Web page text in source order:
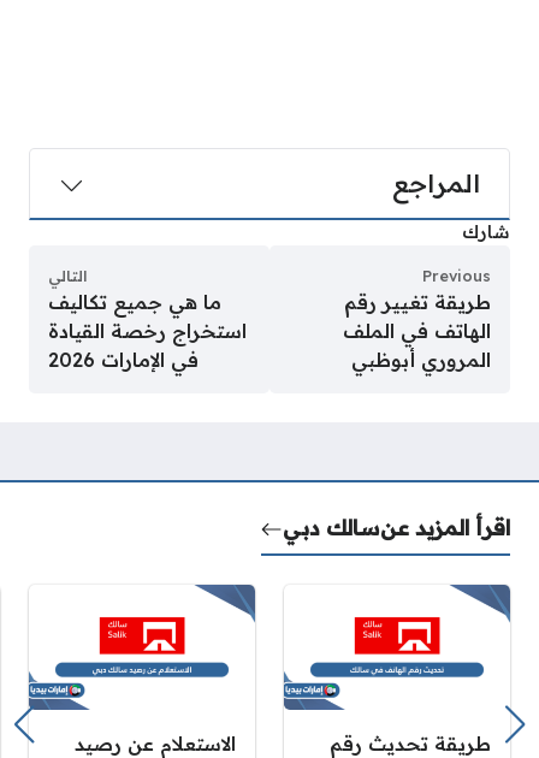
المراجع
شارك
Previous
طريقة تغيير رقم
الهاتف في الملف
المروري أبوظبي
التالي
ما هي جميع تكاليف
استخراج رخصة القيادة
في الإمارات 2026
اقرأ المزيد عنسالك دبي
طريقة تحديث رقم
الاستعلام عن رصيد